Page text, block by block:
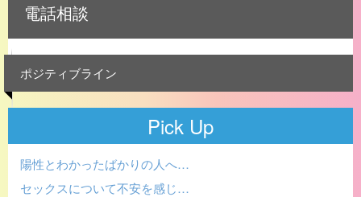
電話相談
ポジティブライン
Pick Up
陽性とわかったばかりの人へ…
セックスについて不安を感じ…